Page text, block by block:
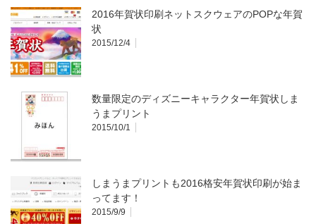
2016年賀状印刷ネットスクウェアのPOPな年賀
状
2015/12/4
数量限定のディズニーキャラクター年賀状しま
うまプリント
2015/10/1
しまうまプリントも2016格安年賀状印刷が始ま
ってます！
2015/9/9